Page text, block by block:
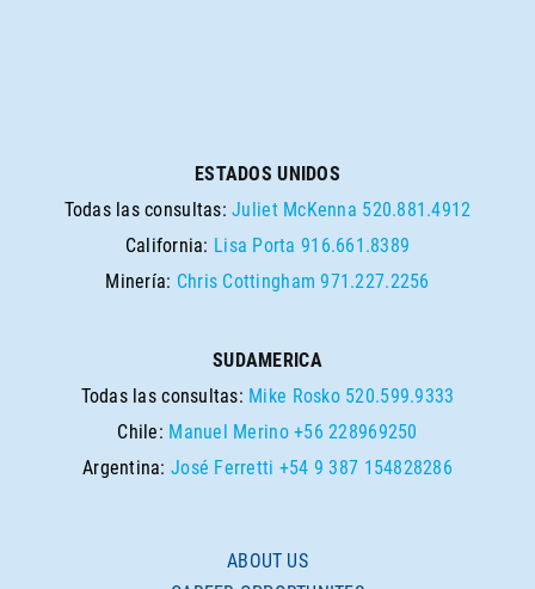
ESTADOS UNIDOS
Todas las consultas:Juliet McKenna 520.881.4912
California: Lisa Porta 916.661.8389
Minería: Chris Cottingham 971.227.2256
SUDAMERICA
Todas las consultas: Mike Rosko 520.599.9333
Chile: Manuel Merino +56 228969250
Argentina:José Ferretti +54 9 387 154828286
ABOUT US